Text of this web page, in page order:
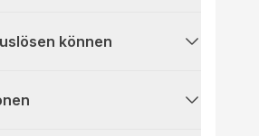
können